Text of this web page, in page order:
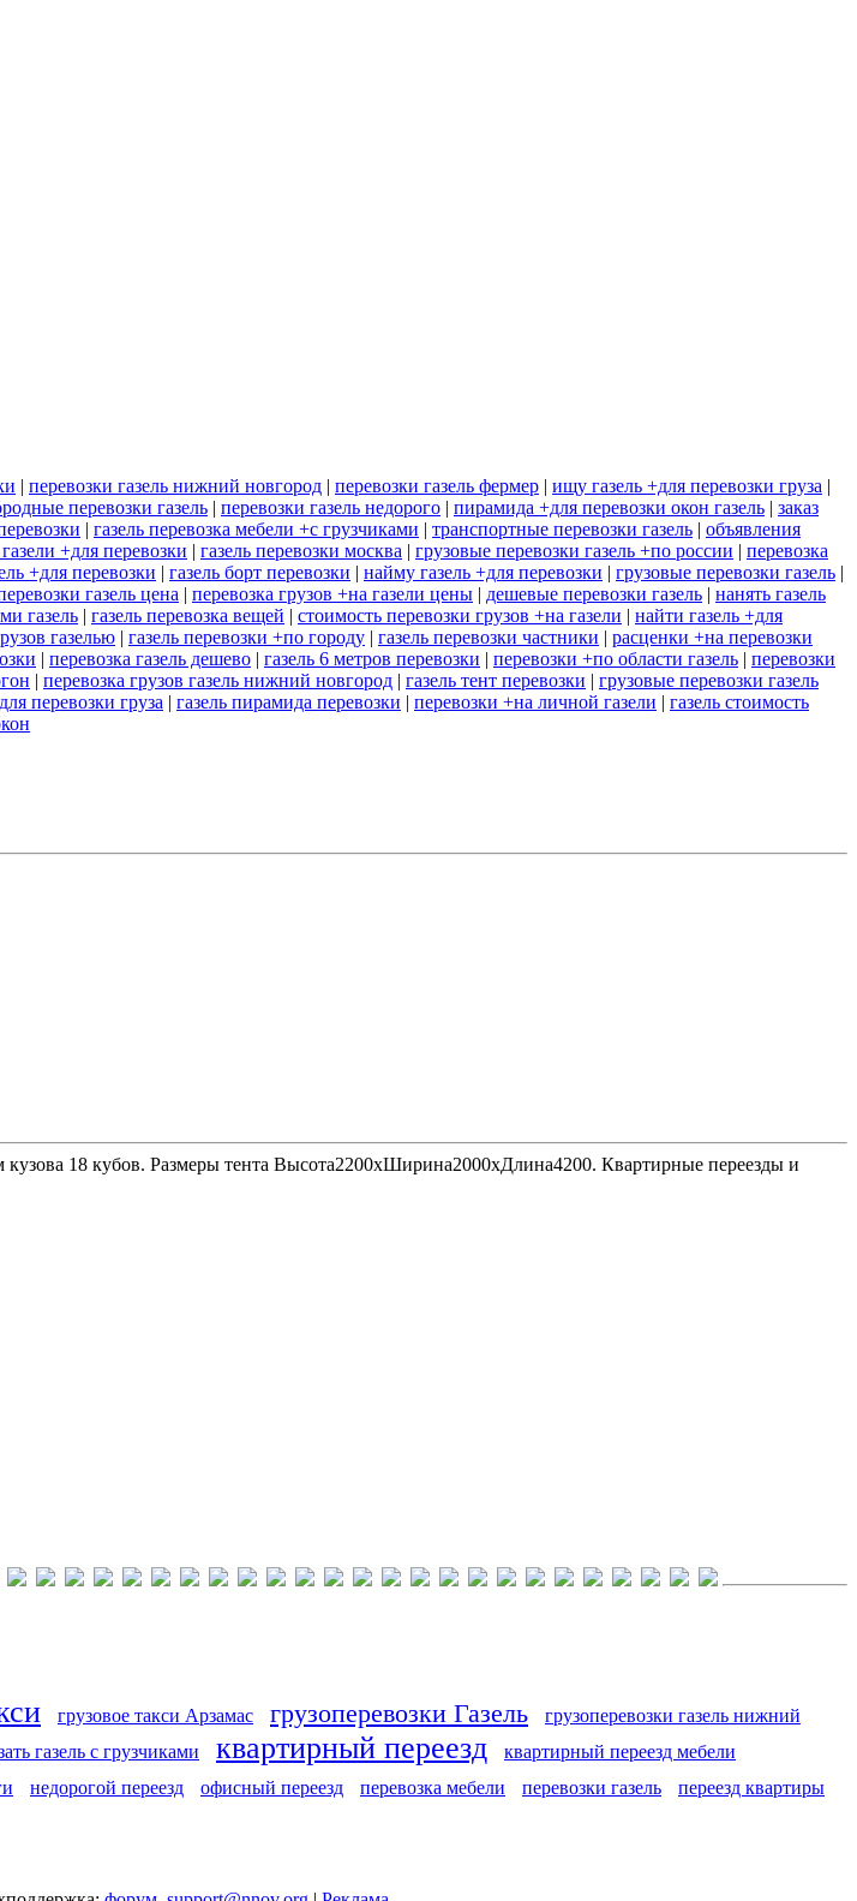
| перевозки газель нижний новгород | перевозки газель фермер | ищу газель +для перевозки груза |
перевозки газель | перевозки газель недорого | пирамида +для перевозки окон газель | заказ
| газель перевозка мебели +с грузчиками | транспортные перевозки газель | объявления
+для перевозки | газель перевозки москва | грузовые перевозки газель +по россии | перевозка
+для перевозки | газель борт перевозки | найму газель +для перевозки | грузовые перевозки газель |
газель цена | перевозка грузов +на газели цены | дешевые перевозки газель | нанять газель
газель | газель перевозка вещей | стоимость перевозки грузов +на газели | найти газель +для
газелью | газель перевозки +по городу | газель перевозки частники | расценки +на перевозки
| перевозка газель дешево | газель 6 метров перевозки | перевозки +по области газель | перевозки
| перевозка грузов газель нижний новгород | газель тент перевозки | грузовые перевозки газель
перевозки груза | газель пирамида перевозки | перевозки +на личной газели | газель стоимость
18 кубов. Размеры тента Высота2200хШирина2000хДлина4200. Квартирные переезды и
грузовое такси Арзамас грузоперевозки Газель
грузоперевозки газель нижний
газель с грузчиками квартирный переезд квартирный переезд мебели
недорогой переезд офисный переезд перевозка мебели перевозки газель переезд квартиры